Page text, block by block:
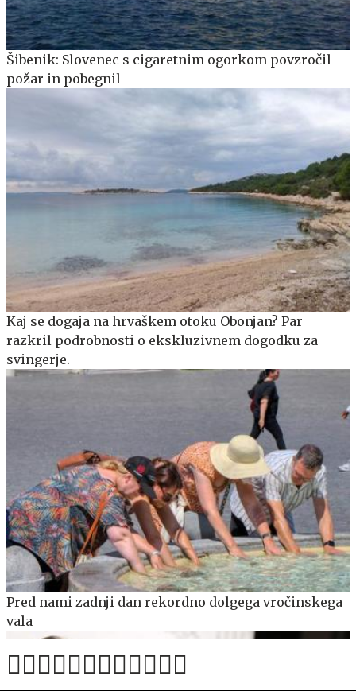
Šibenik: Slovenec s cigaretnim ogorkom povzročil
požar in pobegnil
Kaj se dogaja na hrvaškem otoku Obonjan? Par
razkril podrobnosti o ekskluzivnem dogodku za
svingerje.
Pred nami zadnji dan rekordno dolgega vročinskega
vala